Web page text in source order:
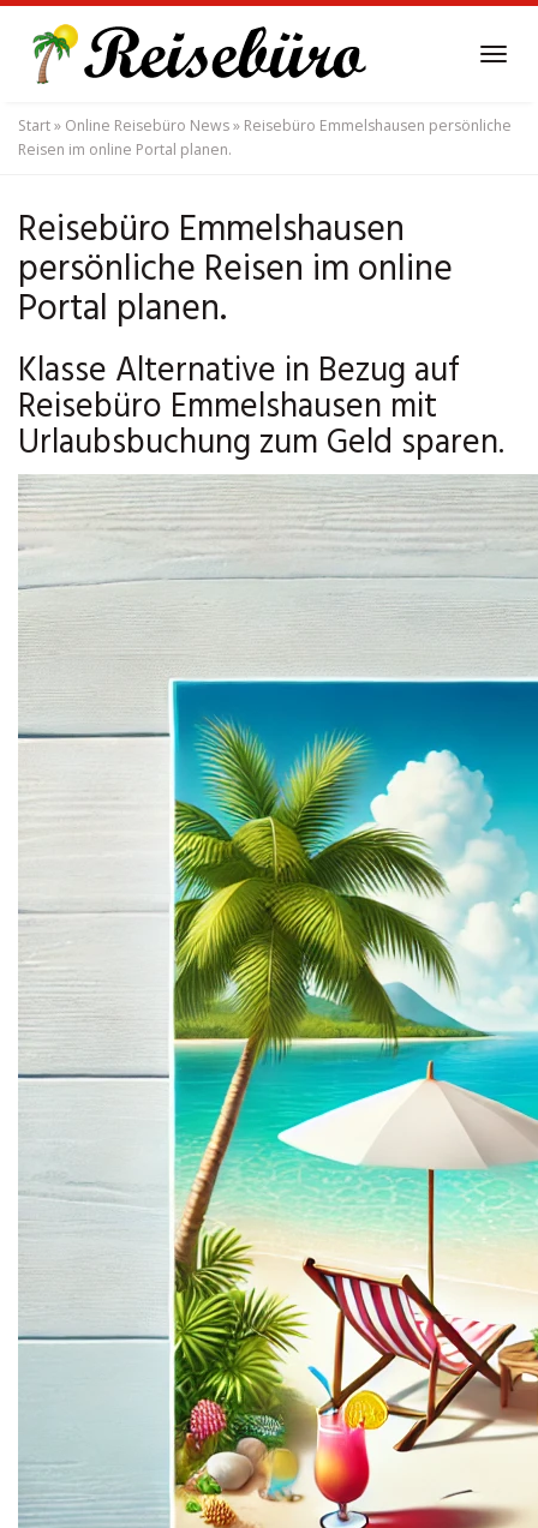
main
content
Start» Online Reisebüro News» Reisebüro Emmelshausen persönliche
Reisen im online Portal planen.
Reisebüro Emmelshausen
persönliche Reisen im online
Portal planen.
Klasse Alternative in Bezug auf
Reisebüro Emmelshausen mit
Urlaubsbuchung zum Geld sparen.